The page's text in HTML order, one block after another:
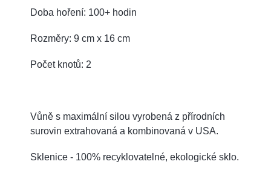
Doba hoření: 100+ hodin
Rozměry: 9 cm x 16 cm
Počet knotů: 2
Vůně s maximální silou vyrobená z přírodních
surovin extrahovaná a kombinovaná v USA.
Sklenice - 100% recyklovatelné, ekologické sklo.